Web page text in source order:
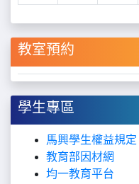
教室預約
學生專區
馬興學生權益規定
教育部因材網
均一教育平台